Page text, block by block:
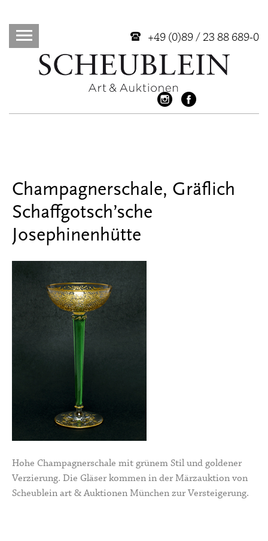
+49 (0)89 / 23 88 689-0
Champagnerschale, Gräflich
Schaffgotsch’sche
Josephinenhütte
Hohe Champagnerschale mit grünem Stil und goldener
Verzierung. Die Gläser kommen in der Märzauktion von
Scheublein art & Auktionen München zur Versteigerung.